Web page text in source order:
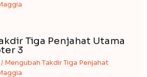
Tiga Penjahat Utama
3
/ Mengubah Takdir Tiga Penjahat